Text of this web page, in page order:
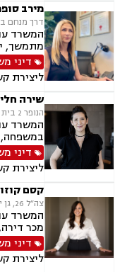
מירב
דרך מנחם בגין 156 מגדל רסיטל, קומה
המשרד
מתמשך,
בציבור,
מזונות,
מינית,
מעמד
דיני
ליצירת
שירה
הנופר 2 בית מנצור, רעננה
המשרד
במשפחה,
וצוואות,
מזונות,
הורי,
חד
דיני
ליצירת
קסם
צה״ל 26, גן יבנה
המשרד
מכר
גישור
מזונות,
רכוש,
דיני
ליצירת